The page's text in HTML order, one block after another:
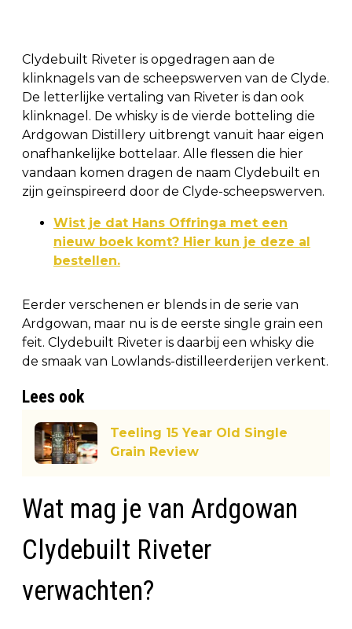
Clydebuilt Riveter is opgedragen aan de
klinknagels van de scheepswerven van de Clyde.
De letterlijke vertaling van Riveter is dan ook
klinknagel. De whisky is de vierde botteling die
Ardgowan Distillery uitbrengt vanuit haar eigen
onafhankelijke bottelaar. Alle flessen die hier
vandaan komen dragen de naam Clydebuilt en
zijn geïnspireerd door de Clyde-scheepswerven.
Wist je dat Hans Offringa met een
nieuw boek komt? Hier kun je deze al
bestellen.
Eerder verschenen er blends in de serie van
Ardgowan, maar nu is de eerste single grain een
feit. Clydebuilt Riveter is daarbij een whisky die
de smaak van Lowlands-distilleerderijen verkent.
Lees ook
Teeling 15 Year Old Single
Grain Review
Wat mag je van Ardgowan
Clydebuilt Riveter
verwachten?